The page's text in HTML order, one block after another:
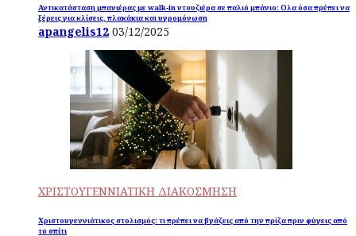
Αντικατάσταση μπανιέρας με walk-in ντουζιέρα σε παλιό μπάνιο: Ολα όσα πρέπει να
ξέρεις για κλίσεις, πλακάκια και υγρομόνωση
apangelis12 03/12/2025
ΧΡΙΣΤΟΥΓΕΝΝΙΑΤΙΚΗ ΔΙΑΚΟΣΜΗΣΗ
Χριστουγεννιάτικος στολισμός: τι πρέπει να βγάζεις από την πρίζα πριν φύγεις από
το σπίτι